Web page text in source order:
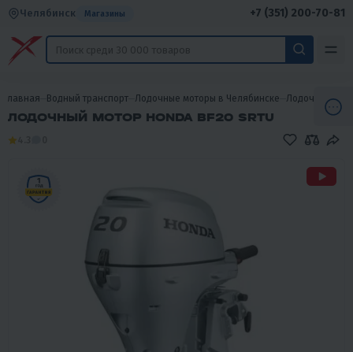
Челябинск Магазины +7 (351) 200-70-81
Главная Водный транспорт Лодочные моторы в Челябинске Лодочные
ЛОДОЧНЫЙ МОТОР HONDA BF20 SRTU